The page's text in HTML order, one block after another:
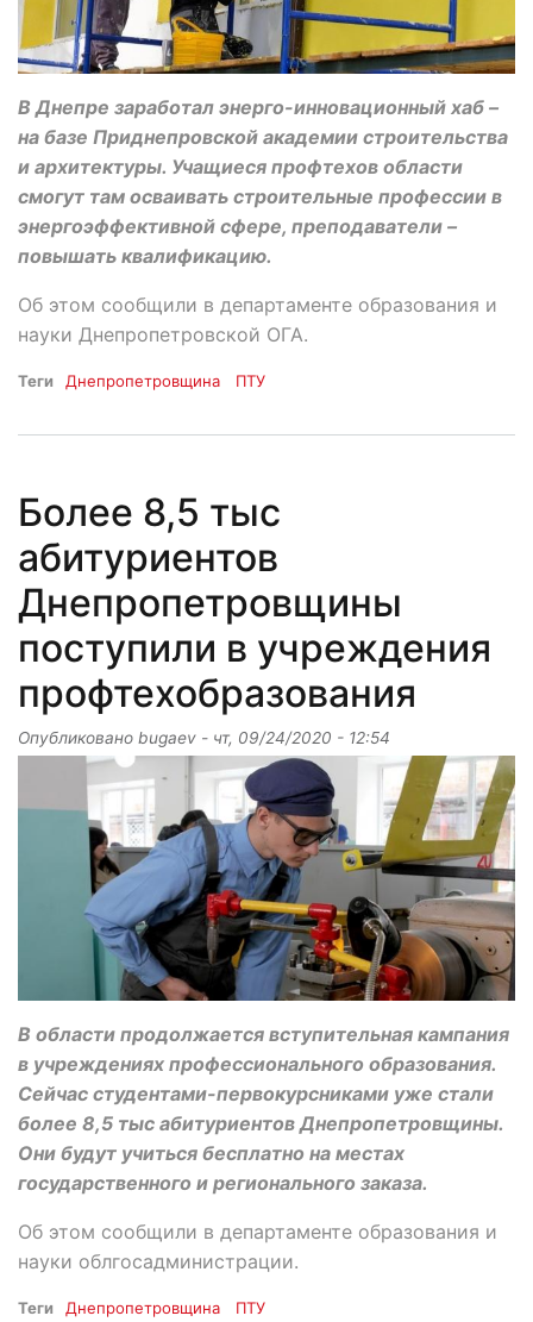
В Днепре заработал энерго-инновационный хаб –
на базе Приднепровской академии строительства
и архитектуры. Учащиеся профтехов области
смогут там осваивать строительные профессии в
энергоэффективной сфере, преподаватели –
повышать квалификацию.
Об этом сообщили в департаменте образования и
науки Днепропетровской ОГА.
Теги Днепропетровщина ПТУ
Более 8,5 тыс
абитуриентов
Днепропетровщины
поступили в учреждения
профтехобразования
Опубликовано bugaev - чт, 09/24/2020 - 12:54
В области продолжается вступительная кампания
в учреждениях профессионального образования.
Сейчас студентами-первокурсниками уже стали
более 8,5 тыс абитуриентов Днепропетровщины.
Они будут учиться бесплатно на местах
государственного и регионального заказа.
Об этом сообщили в департаменте образования и
науки облгосадминистрации.
Теги Днепропетровщина ПТУ